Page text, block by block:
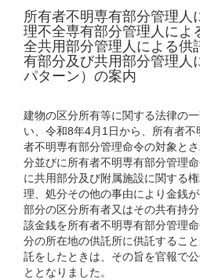
所有者不明専有部分管理人
理不全専有部分管理人によ
全共用部分管理人による供
有部分及び共用部分管理人
パターン）の案内
建物の区分所有等に関する法律の
い、令和8年4月1日から、所有者
者不明専有部分管理命令の対象と
分並びに所有者不明専有部分管理
に共用部分及び附属施設に関する
理、処分その他の事由により金銭
部分の区分所有者又はその共有持
該金銭を所有者不明専有部分管理
分の所在地の供託所に供託するこ
託をしたときは、その旨を官報で
ととなりました。